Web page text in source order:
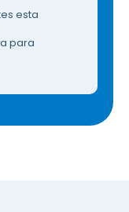
esta
para